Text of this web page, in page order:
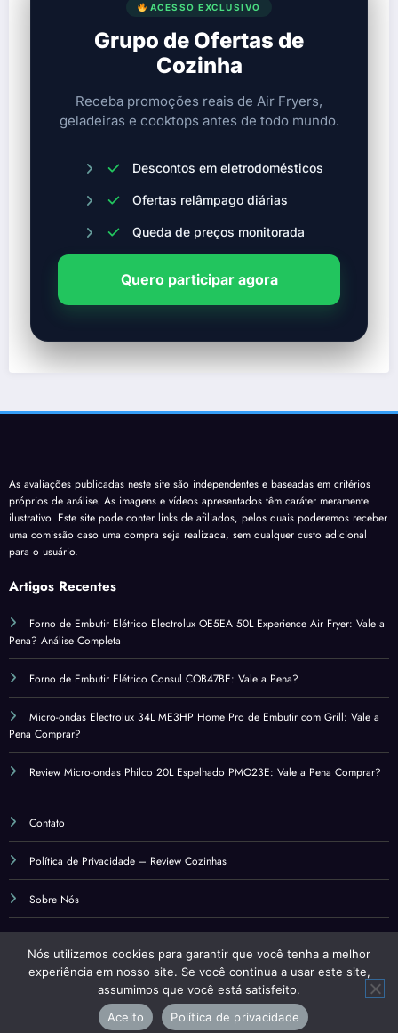
ACESSO EXCLUSIVO
Grupo de Ofertas de
Cozinha
Receba promoções reais de Air Fryers,
geladeiras e cooktops antes de todo mundo.
Descontos em eletrodomésticos
Ofertas relâmpago diárias
Queda de preços monitorada
Quero participar agora
As avaliações publicadas neste site são independentes e baseadas em critérios
próprios de análise. As imagens e vídeos apresentados têm caráter meramente
ilustrativo. Este site pode conter links de afiliados, pelos quais poderemos receber
uma comissão caso uma compra seja realizada, sem qualquer custo adicional
para o usuário.
Artigos Recentes
Forno de Embutir Elétrico Electrolux OE5EA 50L Experience Air Fryer: Vale a
Pena? Análise Completa
Forno de Embutir Elétrico Consul COB47BE: Vale a Pena?
Micro-ondas Electrolux 34L ME3HP Home Pro de Embutir com Grill: Vale a
Pena Comprar?
Review Micro-ondas Philco 20L Espelhado PMO23E: Vale a Pena Comprar?
Contato
Política de Privacidade – Review Cozinhas
Sobre Nós
Review Cozinhas Todos os direitos Reservados Tema 2026 | Powered By
Nós utilizamos cookies para garantir que você tenha a melhor
experiência em nosso site. Se você continua a usar este site,
assumimos que você está satisfeito.
Aceito
Política de privacidade